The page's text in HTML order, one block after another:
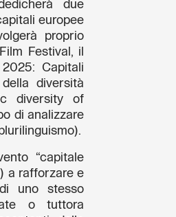
due
europee
proprio
Festival, il
Capitali
diversità
diversity of
di analizzare
“capitale
a rafforzare e
uno stesso
o tuttora